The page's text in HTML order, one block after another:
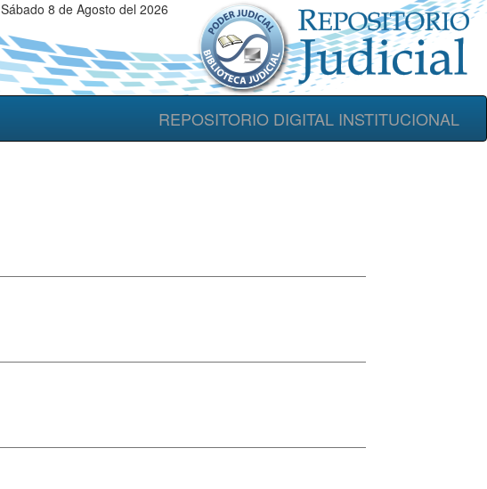
Sábado 8 de Agosto del 2026
REPOSITORIO DIGITAL INSTITUCIONAL